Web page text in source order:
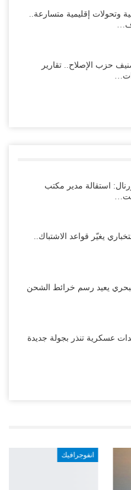
وتحولات إقليمية متسارعة..
حزب الإصلاح.. تقارير
استقالة مدير مكتب
يغيّر قواعد الاشتباك..
يعيد رسم خرائط الشحن
عسكرية تنذر بجولة جديدة